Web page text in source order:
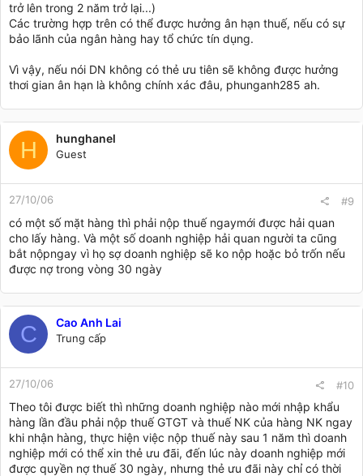
trở lên trong 2 năm trở lại...)
Các trường hợp trên có thể được hưởng ân hạn thuế, nếu có sự
bảo lãnh của ngân hàng hay tổ chức tín dụng.
Vì vậy, nếu nói DN không có thẻ ưu tiên sẽ không được hưởng
thơi gian ân hạn là không chính xác đâu, phunganh285 ah.
H hunghanel
Guest
27/10/06 #9
có một số mặt hàng thì phải nộp thuế ngaymới được hải quan
cho lấy hàng. Và một số doanh nghiệp hải quan người ta cũng
bắt nộpngay vì họ sợ doanh nghiệp sẽ ko nộp hoặc bỏ trốn nếu
được nợ trong vòng 30 ngày
C Cao Anh Lai
Trung cấp
27/10/06 #10
Theo tôi được biết thì những doanh nghiệp nào mới nhập khẩu
hàng lần đầu phải nộp thuế GTGT và thuế NK của hàng NK ngay
khi nhận hàng, thực hiện việc nộp thuế này sau 1 năm thì doanh
nghiệp mới có thể xin thẻ ưu đãi, đến lúc này doanh nghiệp mới
được quyền nợ thuế 30 ngày, nhưng thẻ ưu đãi này chỉ có thời